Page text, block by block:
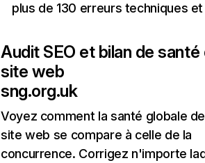
plus de 130 erreurs techniques et
Audit SEO et bilan de santé
site web
sng.org.uk
Voyez comment la santé globale
site web se compare à celle de la
concurrence. Corrigez n'importe